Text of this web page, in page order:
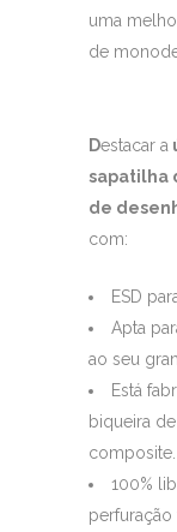
uma
de
Destacar a
sapatilha
de
com:
ESD
Apta
ao seu
Está
biqueira
composite.
100%
perfuração